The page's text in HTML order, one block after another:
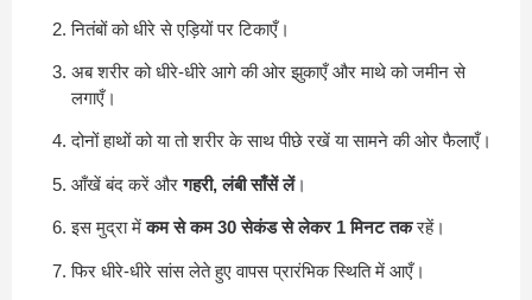
नितंबों को धीरे से एड़ियों पर टिकाएँ।
अब शरीर को धीरे-धीरे आगे की ओर झुकाएँ और माथे को जमीन से
लगाएँ।
दोनों हाथों को या तो शरीर के साथ पीछे रखें या सामने की ओर फैलाएँ।
आँखें बंद करें औरगहरी, लंबी साँसें लें।
इस मुद्रा मेंकम से कम 30 सेकंड से लेकर 1 मिनट तकरहें।
फिर धीरे-धीरे सांस लेते हुए वापस प्रारंभिक स्थिति में आएँ।